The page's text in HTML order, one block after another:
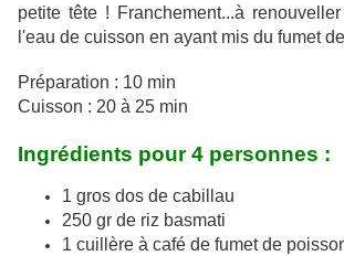
petite tête ! Franchement...à
l'eau de cuisson en ayant mis du fumet
Préparation : 10 min
Cuisson : 20 à 25 min
Ingrédients pour 4 personnes :
1 gros dos de cabillau
250 gr de riz basmati
1 cuillère à café de fumet de